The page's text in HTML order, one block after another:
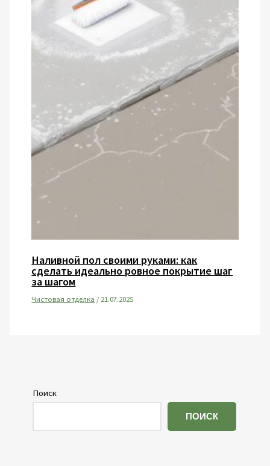
Наливной пол своими руками: как
сделать идеально ровное покрытие шаг
за шагом
Чистовая отделка /21.07.2025
Поиск
ПОИСК